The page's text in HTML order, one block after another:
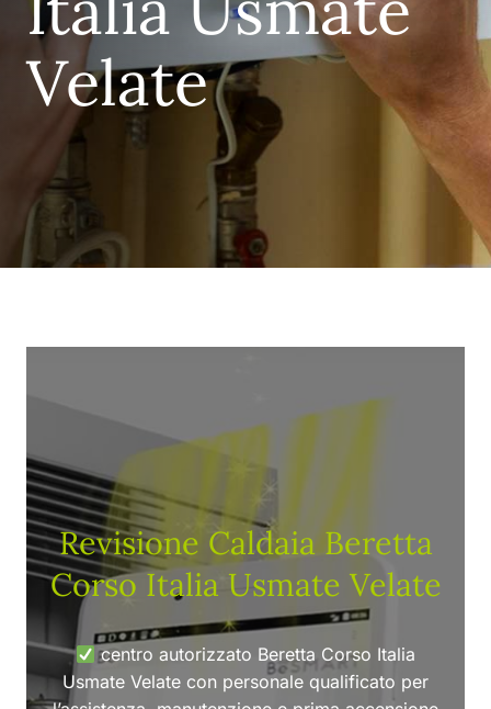
Velate
Revisione Caldaia Beretta
Corso Italia Usmate Velate
centro autorizzato Beretta Corso Italia
Usmate Velate con personale qualificato per